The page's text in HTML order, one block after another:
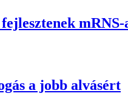
a jobb alvásért